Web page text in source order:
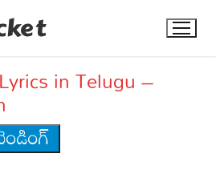
in Telugu –